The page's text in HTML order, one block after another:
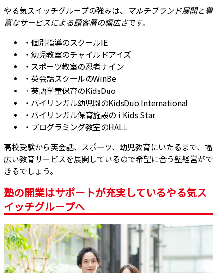
やる気スイッチグループの強みは、 マルチブランド展開と豊
富なサービスによる顧客層の幅広さです。
・個別指導のスクールIE
・幼児教室のチャイルドアイズ
・スポーツ教室の忍者ナイン
・英会話スクールのWinBe
・英語学童保育のKidsDuo
・バイリンガル幼児園のKidsDuo International
・バイリンガル保育施設の i Kids Star
・プログラミング教室のHALL
高校受験から英会話、スポーツ、幼児教育にいたるまで、幅
広い教育サービスを展開しているので希望に合う塾経営がで
きるでしょう。
塾の開業はサポートが充実しているやる気ス
イッチグループへ